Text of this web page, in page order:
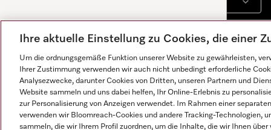
Antworten werden von KI generiert. Unser Assistent hilft
Ihre aktuelle Einstellung zu Cookies, die einer
Um die ordnungsgemäße Funktion unserer Website zu gewährleisten,
Ihrer Zustimmung verwenden wir auch nicht unbedingt erforderliche
Analysezwecke, darunter Cookies von Dritten, unseren Partnern und
Website sammeln und uns dabei helfen, Ihr Online-Erlebnis zu
zur Personalisierung von Anzeigen verwendet. Im Rahmen einer
verwenden wir Bloomreach-Cookies und andere Tracking-Technologien,
sammeln, die wir Ihrem Profil zuordnen, um die Inhalte, die wir Ihnen